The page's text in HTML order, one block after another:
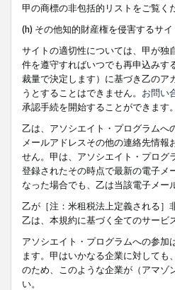
甲の商標の非包括的リストをご覧く
(h) その他知的財産権を侵害するサイ
サイトの適切性については、甲が独
件を遵守すればいつでも再申込みす
裁量で決定します）に基づき乙のア
うとすることはできません。 お問い
承認手続を開始することができます。
乙は、アソシエイト・プログラムへ
メールアドレスその他の連絡先情
せん。甲は、アソシエイト・プログ
登録されたその時点で最新の電子メ
なった場合でも、乙は当該電子メ
乙が［注：米租税法上定義される］
乙は、本規約に基づく全てのサービ
アソシエイト・プログラムへの参
ます。甲はいかなる企業に対して
のため、このような企業が（アマゾ
い。